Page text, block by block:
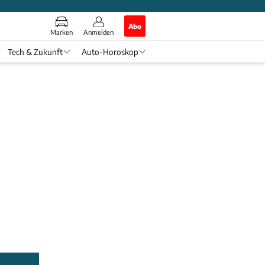
Marken Anmelden
Abo
Tech & Zukunft Auto-Horoskop